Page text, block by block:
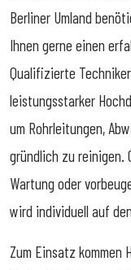
Berliner Umland
Ihnen gerne einen
Qualifizierte
leistungsstarker
um Rohrleitungen,
gründlich zu reinigen.
Wartung oder
wird individuell auf
Zum Einsatz kommen